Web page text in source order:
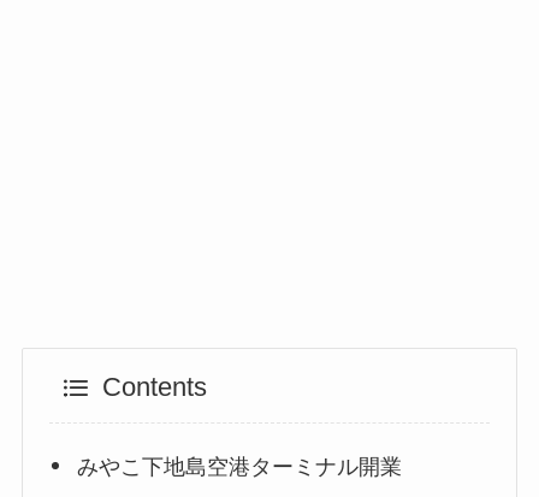
Contents
みやこ下地島空港ターミナル開業